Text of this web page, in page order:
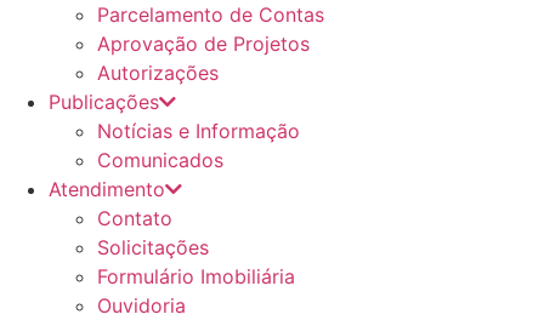
Parcelamento de Contas
Aprovação de Projetos
Autorizações
Publicações
Notícias e Informação
Comunicados
Atendimento
Contato
Solicitações
Formulário Imobiliária
Ouvidoria